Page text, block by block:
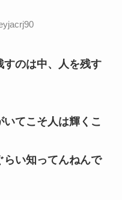
すのは中、人を残す
てこそ人は輝くこ
らい知ってんねんで